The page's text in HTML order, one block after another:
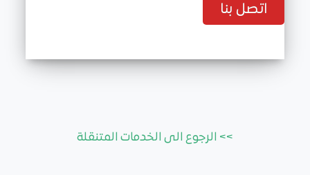
اتصل بنا
>> الرجوع الى الخدمات المتنقلة